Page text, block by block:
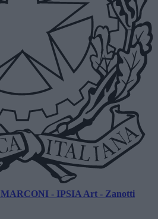
MARCONI - IPSIA Art - Zanotti